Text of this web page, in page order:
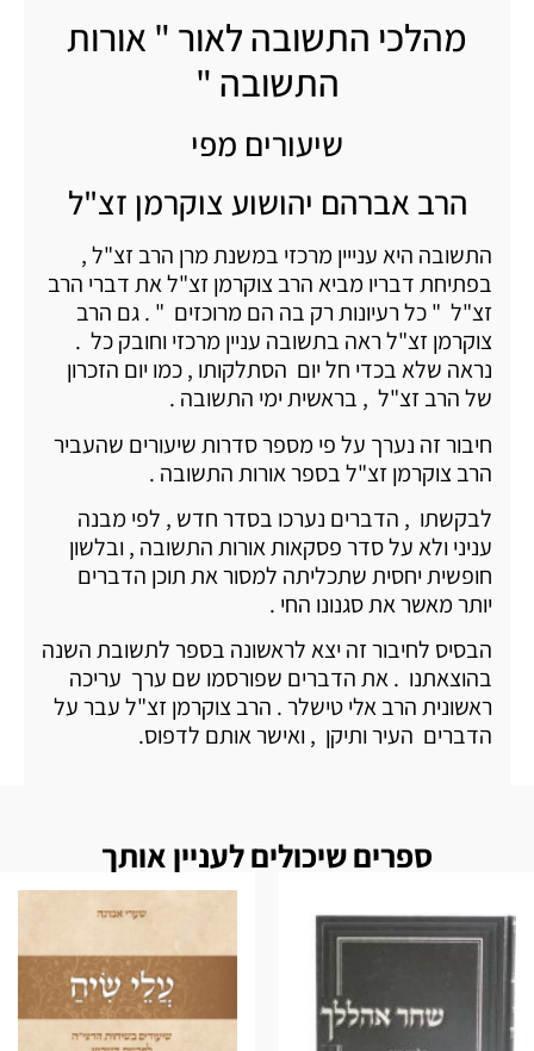
מהלכי התשובה לאור " אורות
התשובה "
שיעורים מפי
הרב אברהם יהושוע צוקרמן זצ"ל
התשובה היא ענייין מרכזי במשנת מרן הרב זצ"ל ,
בפתיחת דבריו מביא הרב צוקרמן זצ"ל את דברי הרב
זצ"ל " כל רעיונות רק בה הם מרוכזים " . גם הרב
צוקרמן זצ"ל ראה בתשובה עניין מרכזי וחובק כל .
נראה שלא בכדי חל יום הסתלקותו , כמו יום הזכרון
של הרב זצ"ל , בראשית ימי התשובה .
חיבור זה נערך על פי מספר סדרות שיעורים שהעביר
הרב צוקרמן זצ"ל בספר אורות התשובה .
לבקשתו , הדברים נערכו בסדר חדש , לפי מבנה
עניני ולא על סדר פסקאות אורות התשובה , ובלשון
חופשית יחסית שתכליתה למסור את תוכן הדברים
יותר מאשר את סגנונו החי .
הבסיס לחיבור זה יצא לראשונה בספר לתשובת השנה
בהוצאתנו . את הדברים שפורסמו שם ערך עריכה
ראשונית הרב אלי טישלר . הרב צוקרמן זצ"ל עבר על
הדברים העיר ותיקן , ואישר אותם לדפוס.
ספרים שיכולים לעניין אותך